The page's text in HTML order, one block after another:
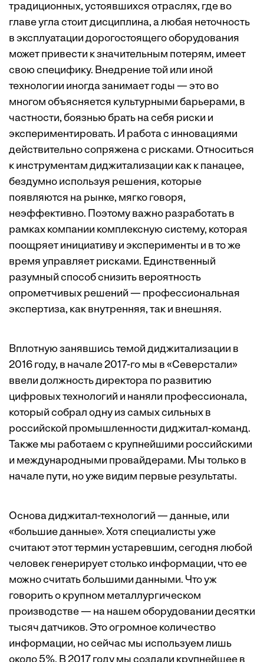
традиционных, устоявшихся отраслях, где во
главе угла стоит дисциплина, а любая неточность
в эксплуатации дорогостоящего оборудования
может привести к значительным потерям, имеет
свою специфику. Внедрение той или иной
технологии иногда занимает годы — это во
многом объясняется культурными барьерами, в
частности, боязнью брать на себя риски и
экспериментировать. И работа с инновациями
действительно сопряжена с рисками. Относиться
к инструментам диджитализации как к панацее,
бездумно используя решения, которые
появляются на рынке, мягко говоря,
неэффективно. Поэтому важно разработать в
рамках компании комплексную систему, которая
поощряет инициативу и эксперименты и в то же
время управляет рисками. Единственный
разумный способ снизить вероятность
опрометчивых решений — профессиональная
экспертиза, как внутренняя, так и внешняя.
Вплотную занявшись темой диджитализации в
2016 году, в начале 2017-го мы в «Северстали»
ввели должность директора по развитию
цифровых технологий и наняли профессионала,
который собрал одну из самых сильных в
российской промышленности диджитал-команд.
Также мы работаем с крупнейшими российскими
и международными провайдерами. Мы только в
начале пути, но уже видим первые результаты.
Основа диджитал-технологий — данные, или
«большие данные». Хотя специалисты уже
считают этот термин устаревшим, сегодня любой
человек генерирует столько информации, что ее
можно считать большими данными. Что уж
говорить о крупном металлургическом
производстве — на нашем оборудовании десятки
тысяч датчиков. Это огромное количество
информации, но сейчас мы используем лишь